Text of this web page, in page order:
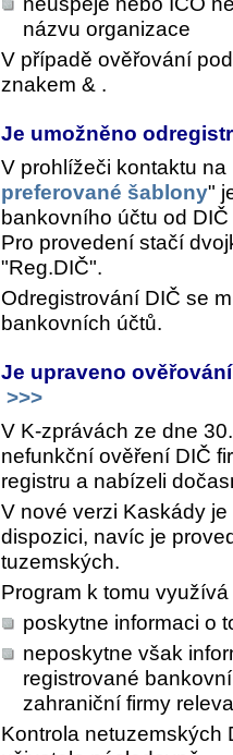
názvu organizace
V případě ověřování
znakem & .
Je umožněno
V prohlížeči kontaktu
preferované šablony"
bankovního účtu od
Pro provedení stačí
"Reg.DIČ".
Odregistrování DIČ se
bankovních účtů.
Je upraveno
>>>
V K-zprávách ze dne
nefunkční ověření DIČ
registru a nabízeli
V nové verzi Kaskády
dispozici, navíc je
tuzemských.
Program k tomu
poskytne informaci o
neposkytne však
registrované
zahraniční firmy
Kontrola netuzemských